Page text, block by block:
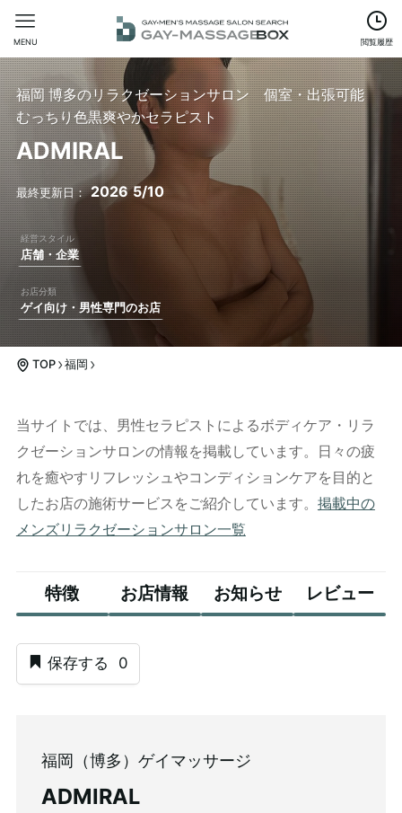
閲覧履歴
MENU
福岡 博多のリラクゼーションサロン 個室・出張可能
むっちり色黒爽やかセラピスト
ADMIRAL
2026 5/10
店舗・企業
ゲイ向け・男性専門のお店
TOP 福岡
当サイトでは、男性セラピストによるボディケア・リラ
クゼーションサロンの情報を掲載しています。日々の疲
れを癒やすリフレッシュやコンディションケアを目的と
したお店の施術サービスをご紹介しています。 掲載中の
メンズリラクゼーションサロン一覧
特徴 お店情報 お知らせ レビュー
保存する 0
福岡（博多）ゲイマッサージ
ADMIRAL